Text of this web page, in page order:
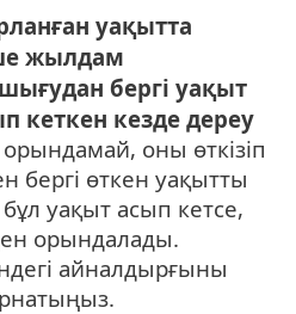
уақытта
жылдам
бергі уақыт
кеткен кезде дереу
оны өткізіп
бергі өткен уақытты
бұл уақыт асып кетсе,
орындалады.
айналдырғыны